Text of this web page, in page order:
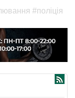
#поліція